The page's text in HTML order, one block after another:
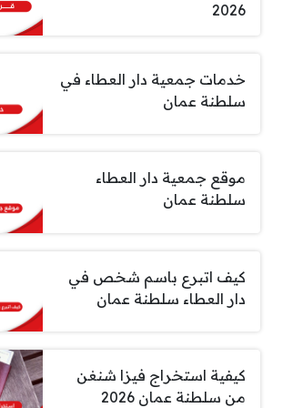
2026
خدمات جمعية دار العطاء في
سلطنة عمان
موقع جمعية دار العطاء
سلطنة عمان
كيف اتبرع باسم شخص في
دار العطاء سلطنة عمان
كيفية استخراج فيزا شنغن
من سلطنة عمان 2026